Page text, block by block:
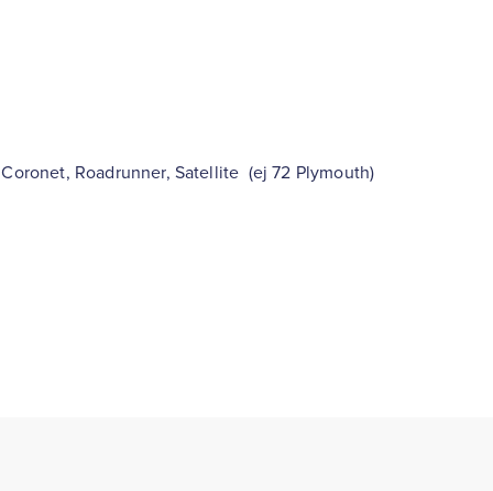
Coronet, Roadrunner, Satellite (ej 72 Plymouth)